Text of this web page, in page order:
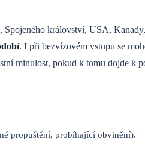
Spojeného království, USA,
. I při bezvízovém vstupu se
minulost, pokud k tomu dojde k
propuštění, probíhající obvinění).